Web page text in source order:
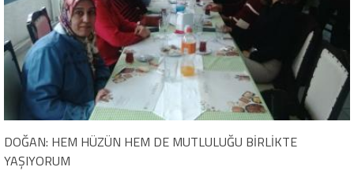
DOĞAN: HEM HÜZÜN HEM DE MUTLULUĞU BİRLİKTE
YAŞIYORUM